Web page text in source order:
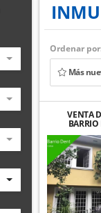
Ordenar
Más
VENTA
PEDRO